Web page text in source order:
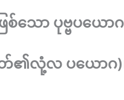
စ်သော ပုဗ္ဗပယော
၏လုံ့လ ပယောဂ